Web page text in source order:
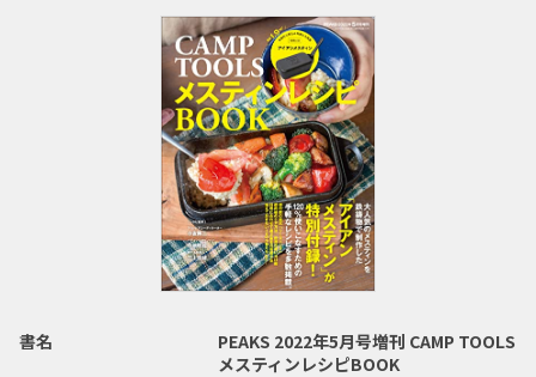
書名
PEAKS 2022年5月号増刊 CAMP TOOLS
メスティンレシピBOOK